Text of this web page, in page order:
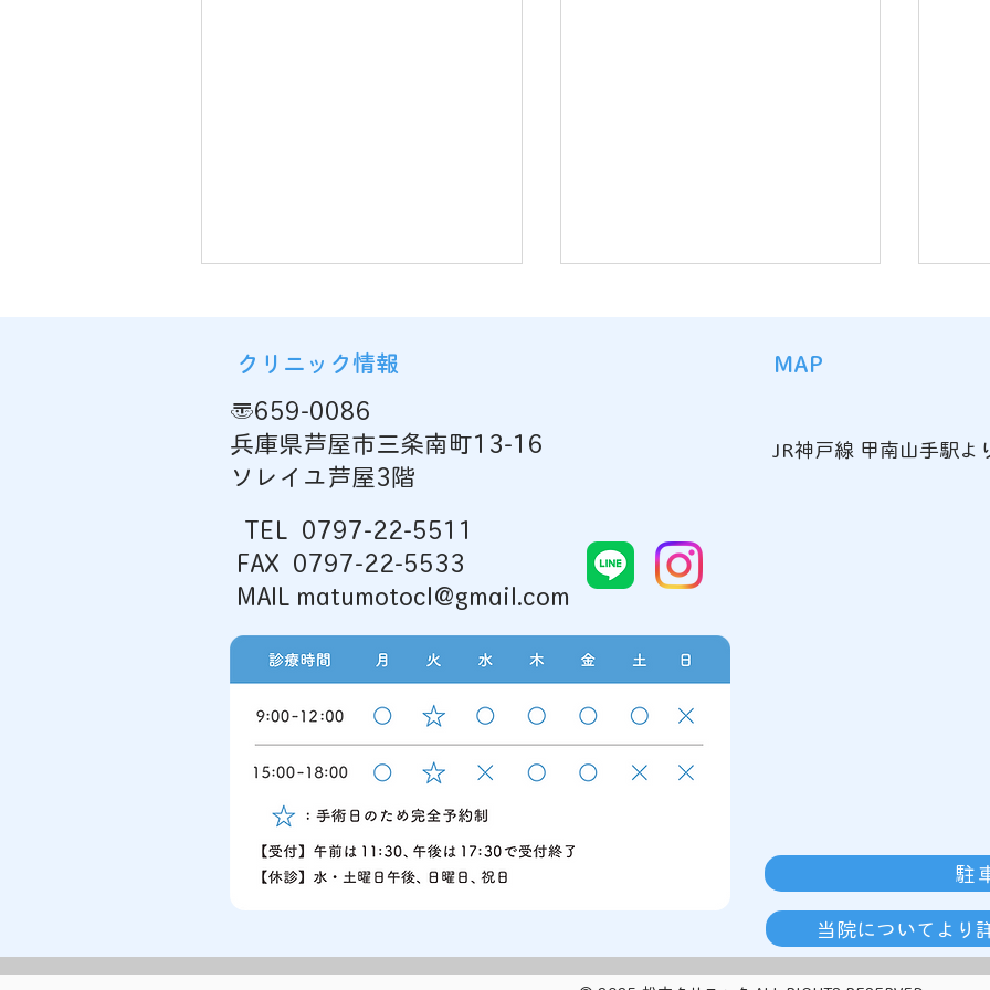
がん合免疫療法の取り扱い開
始のお知らせ
金本
クリニック情報 MAP
〒659-0086
兵庫県芦屋市三条南町13-16
ソレイユ芦屋3階
TEL
0797-22-5511
FAX 0797-22-5533
MAIL matumotocl@gmail.com
当院についてより
駐
JR神戸線 甲南山手駅よ